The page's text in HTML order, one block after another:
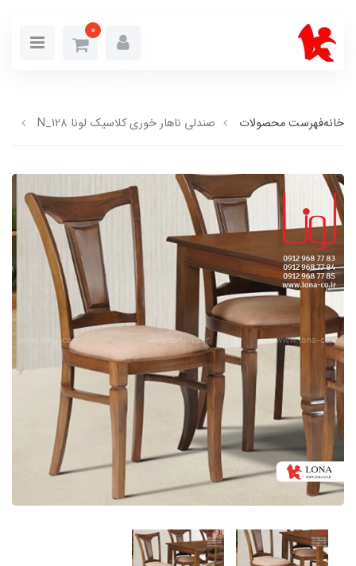
0
خانهفهرست محصولات صندلی ناهار خوری کلاسیک لونا N_128